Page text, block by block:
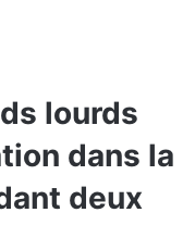
lourds
dans la
deux